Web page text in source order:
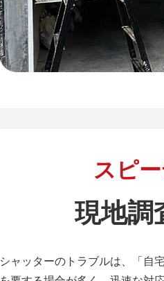
スピ
現地調
シャッターのトラブルは、「自